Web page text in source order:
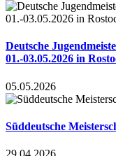
Deutsche
01.-03.05.2026 in
05.05.2026
Süddeutsche
29.04.2026